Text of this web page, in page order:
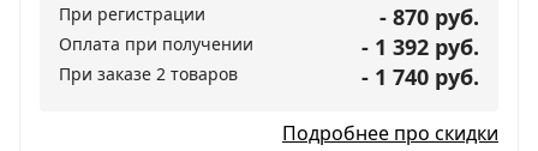
При регистрации - 870 руб.
Оплата при получении - 1 392 руб.
При заказе 2 товаров - 1 740 руб.
Подробнее про скидки